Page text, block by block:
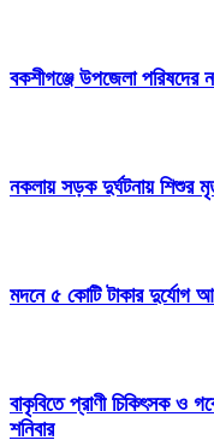
বকশীগঞ্জে উপজেলা পরিষদের
নকলায় সড়ক দুর্ঘটনায়
মদনে ৫ কোটি টাকার দুর্যোগ
বাকৃবিতে প্রাণী চিকিৎসক ও
শনিবার